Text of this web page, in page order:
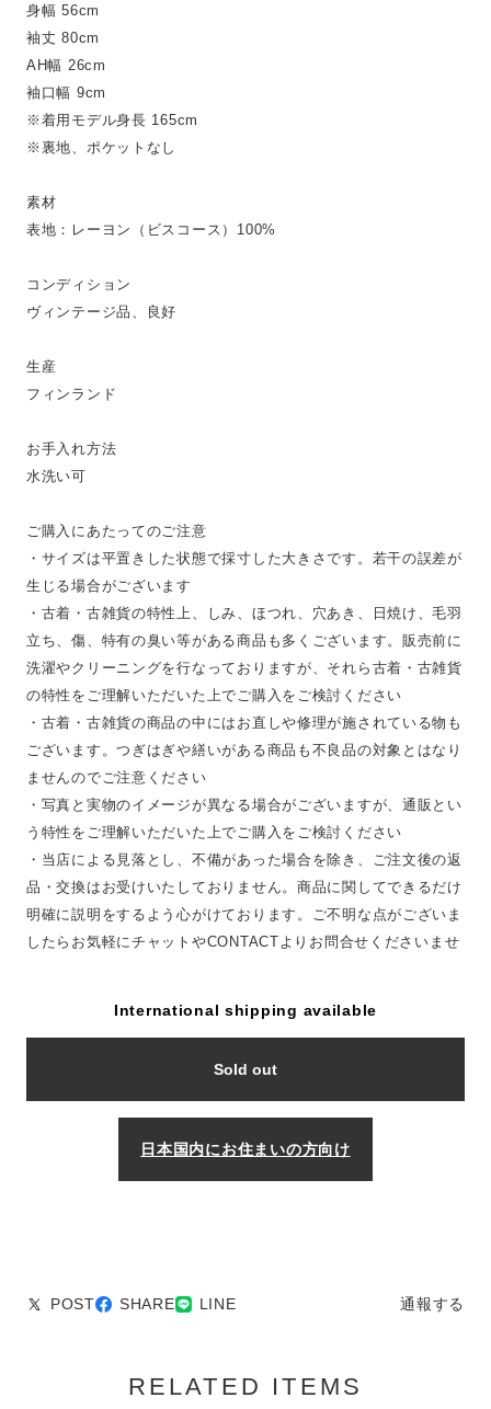
身幅 56cm
袖丈 80cm
AH幅 26cm
袖口幅 9cm
※着用モデル身長 165cm
※裏地、ポケットなし
素材
表地：レーヨン（ビスコース）100%
コンディション
ヴィンテージ品、良好
生産
フィンランド
お手入れ方法
水洗い可
ご購入にあたってのご注意
・サイズは平置きした状態で採寸した大きさです。若干の誤差が
生じる場合がございます
・古着・古雑貨の特性上、しみ、ほつれ、穴あき、日焼け、毛羽
立ち、傷、特有の臭い等がある商品も多くございます。販売前に
洗濯やクリーニングを行なっておりますが、それら古着・古雑貨
の特性をご理解いただいた上でご購入をご検討ください
・古着・古雑貨の商品の中にはお直しや修理が施されている物も
ございます。つぎはぎや繕いがある商品も不良品の対象とはなり
ませんのでご注意ください
・写真と実物のイメージが異なる場合がございますが、通販とい
う特性をご理解いただいた上でご購入をご検討ください
・当店による見落とし、不備があった場合を除き、ご注文後の返
品・交換はお受けいたしておりません。商品に関してできるだけ
明確に説明をするよう心がけております。ご不明な点がございま
したらお気軽にチャットやCONTACTよりお問合せくださいませ
International shipping available
Sold out
日本国内にお住まいの方向け
POST SHARE LINE 通報する
RELATED ITEMS